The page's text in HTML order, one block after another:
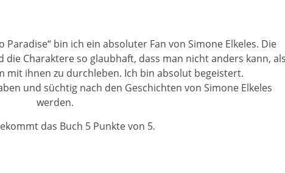
Paradise“ bin ich ein absoluter Fan von Simone Elkeles. Die
die Charaktere so glaubhaft, dass man nicht anders kann,
mit ihnen zu durchleben. Ich bin absolut begeistert.
und süchtig nach den Geschichten von Simone Elkeles
werden.
das Buch 5 Punkte von 5.